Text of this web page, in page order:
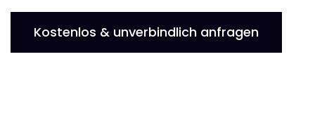
Kostenlos & unverbindlich anfragen